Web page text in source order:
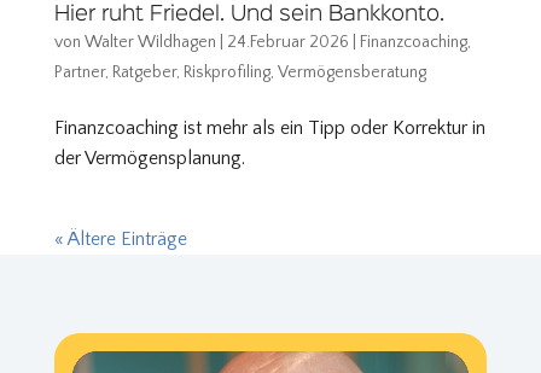
Hier ruht Friedel. Und sein Bankkonto.
von Walter Wildhagen 24.Februar 2026 Finanzcoaching,
Partner, Ratgeber, Riskprofiling, Vermögensberatung
Finanzcoaching ist mehr als ein Tipp oder Korrektur in
der Vermögensplanung.
« Ältere Einträge